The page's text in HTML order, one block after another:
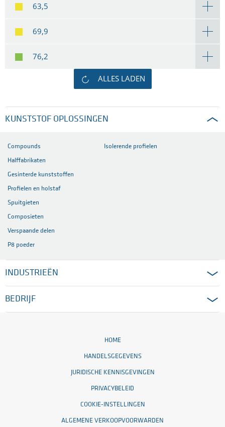
63,5
69,9
76,2
ALLES LADEN
KUNSTSTOF OPLOSSINGEN
Compounds
Halffabrikaten
Gesinterde kunststoffen
Profielen en holstaf
Spuitgieten
Composieten
Verspaande delen
P8 poeder
Isolerende profielen
INDUSTRIEËN
BEDRIJF
HOME
HANDELSGEGEVENS
JURIDISCHE KENNISGEVINGEN
PRIVACYBELEID
COOKIE-INSTELLINGEN
ALGEMENE VERKOOPVOORWARDEN